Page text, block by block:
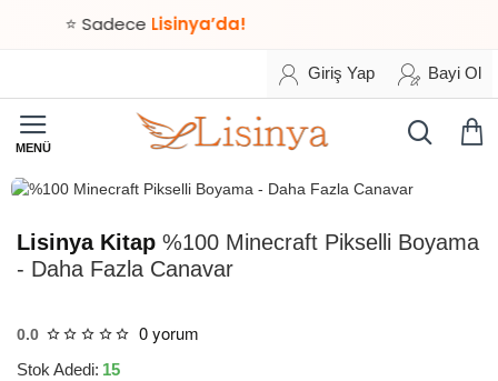
⭐ SadeceLisinya’da!
Giriş Yap Bayi Ol
Lisinya Kitap %100 Minecraft Pikselli Boyama
- Daha Fazla Canavar
0.0 0 yorum
Stok Adedi: 15